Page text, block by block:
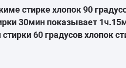
стирке хлопок 90
30мин показывает
60 градусов хлопок